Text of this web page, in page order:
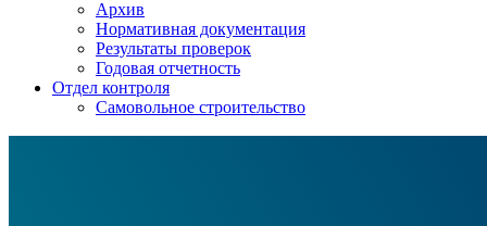
Архив
Нормативная документация
Результаты проверок
Годовая отчетность
Отдел контроля
Самовольное строительство